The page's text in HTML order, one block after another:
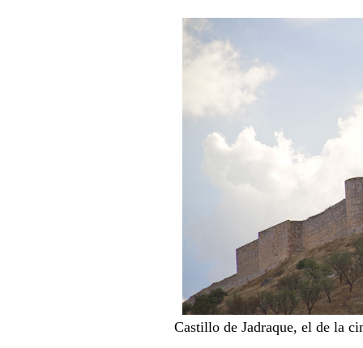
Castillo de Jadraque, el de la